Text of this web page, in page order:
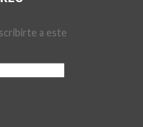
a este